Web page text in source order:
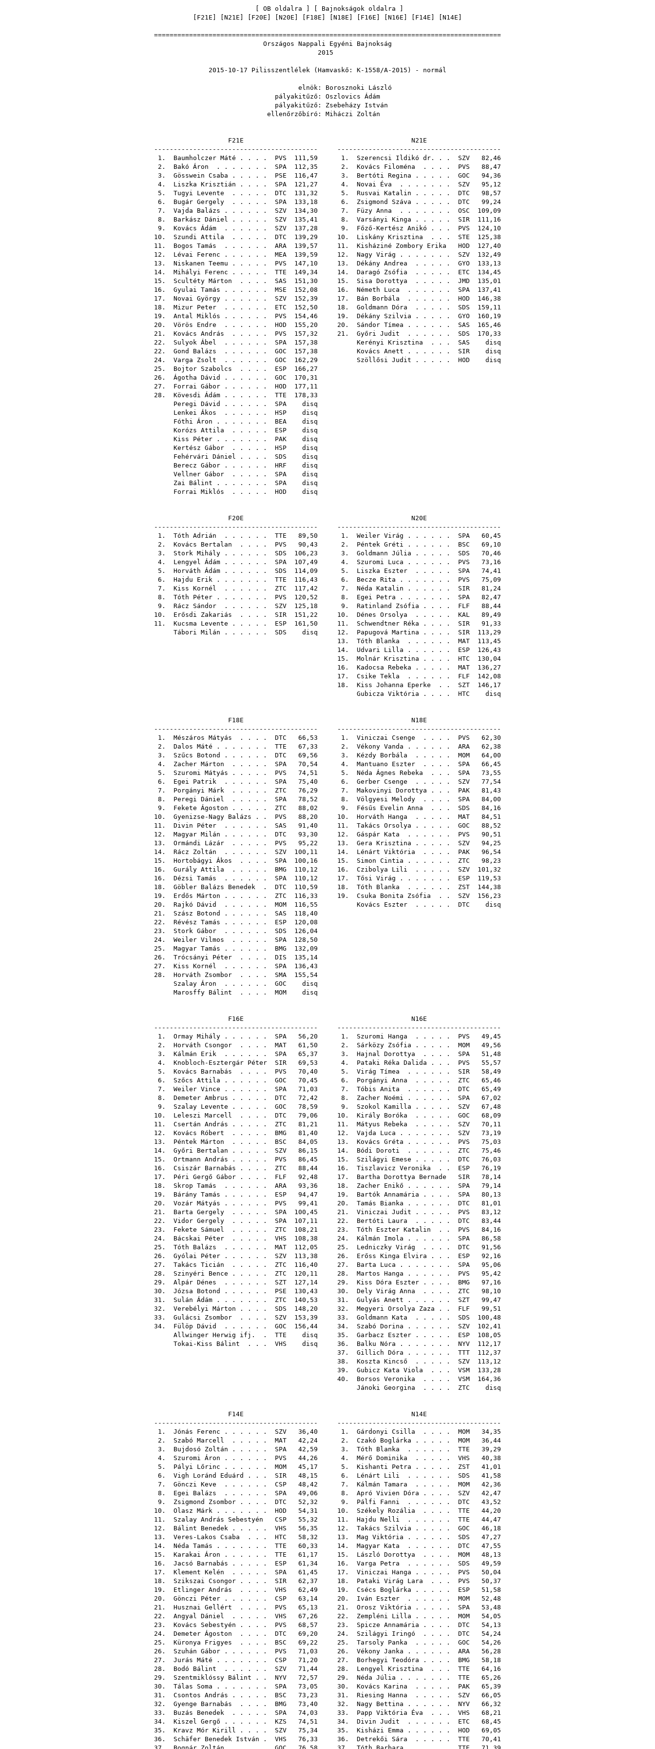
OB oldalra Bajnokságok oldalra
F21E N21E F20E N20E F18E N18E F16E N16E F14E N14E
=========================================================================================
Országos Nappali Egyéni Bajnokság
2015
2015-10-17 Pilisszentlélek (Hamvaskő: K-1558/A-2015) - normál
elnök: Borosznoki László
pályakitűző: Oszlovics Ádám
pályakitűző: Zsebeházy István
ellenőrzőbíró: Miháczi Zoltán
F21E N21E
------------------------------------------ ------------------------------------------
1. Baumholczer Máté . . . . PVS 111,59 1. Szerencsi Ildikó dr. . . SZV 82,46
2. Bakó Áron . . . . . . . SPA 112,35 2. Kovács Filoména . . . . PVS 88,47
3. Gösswein Csaba . . . . . PSE 116,47 3. Bertóti Regina . . . . . GOC 94,36
4. Liszka Krisztián . . . . SPA 121,27 4. Novai Éva . . . . . . . SZV 95,12
5. Tugyi Levente . . . . . DTC 131,32 5. Rusvai Katalin . . . . . DTC 98,57
6. Bugár Gergely . . . . . SPA 133,18 6. Zsigmond Száva . . . . . DTC 99,24
7. Vajda Balázs . . . . . . SZV 134,30 7. Füzy Anna . . . . . . . OSC 109,09
8. Barkász Dániel . . . . . SZV 135,41 8. Varsányi Kinga . . . . . SIR 111,16
9. Kovács Ádám . . . . . . SZV 137,28 9. Főző-Kertész Anikó . . . PVS 124,10
10. Szundi Attila . . . . . DTC 139,29 10. Liskány Krisztina . . . STE 125,38
11. Bogos Tamás . . . . . . ARA 139,57 11. Kisháziné Zombory Erika HOD 127,40
12. Lévai Ferenc . . . . . . MEA 139,59 12. Nagy Virág . . . . . . . SZV 132,49
13. Niskanen Teemu . . . . . PVS 147,10 13. Dékány Andrea . . . . . GYO 133,13
14. Mihályi Ferenc . . . . . TTE 149,34 14. Daragó Zsófia . . . . . ETC 134,45
15. Scultéty Márton . . . . SAS 151,30 15. Sisa Dorottya . . . . . JMD 135,01
16. Gyulai Tamás . . . . . . MSE 152,08 16. Németh Luca . . . . . . SPA 137,41
17. Novai György . . . . . . SZV 152,39 17. Bán Borbála . . . . . . HOD 146,38
18. Mizur Peter . . . . . . ETC 152,50 18. Goldmann Dóra . . . . . SDS 159,11
19. Antal Miklós . . . . . . PVS 154,46 19. Dékány Szilvia . . . . . GYO 160,19
20. Vörös Endre . . . . . . HOD 155,20 20. Sándor Tímea . . . . . . SAS 165,46
21. Kovács András . . . . . PVS 157,32 21. Győri Judit . . . . . . SDS 170,33
22. Sulyok Ábel . . . . . . SPA 157,38 Kerényi Krisztina . . . SAS disq
22. Gond Balázs . . . . . . GOC 157,38 Kovács Anett . . . . . . SIR disq
24. Varga Zsolt . . . . . . GOC 162,29 Szöllősi Judit . . . . . HOD disq
25. Bojtor Szabolcs . . . . ESP 166,27
26. Ágotha Dávid . . . . . . GOC 170,31
27. Forrai Gábor . . . . . . HOD 177,11
28. Kövesdi Ádám . . . . . . TTE 178,33
Peregi Dávid
. . . . . . SPA disq
Lenkei Ákos . . . . . . HSP disq
Fóthi Áron . . . . . . . BEA disq
Korózs Attila . . . . . ESP disq
Kiss Péter . . . . . . . PAK disq
Kertész Gábor . . . . . HSP disq
Fehérvári Dániel . . . . SDS disq
Berecz Gábor . . . . . . HRF disq
Vellner Gábor . . . . . SPA disq
Zai Bálint . . . . . . . SPA disq
Forrai Miklós . . . . . HOD disq
F20E N20E
------------------------------------------ ------------------------------------------
1. Tóth Adrián . . . . . . TTE 89,50 1. Weiler Virág . . . . . . SPA 60,45
2. Kovács Bertalan . . . . PVS 90,43 2. Péntek Gréti . . . . . . BSC 69,10
3. Stork Mihály . . . . . . SDS 106,23 3. Goldmann Júlia . . . . . SDS 70,46
4. Lengyel Ádám . . . . . . SPA 107,49 4. Szuromi Luca . . . . . . PVS 73,16
5. Horváth Ádám . . . . . . SDS 114,09 5. Liszka Eszter . . . . . SPA 74,41
6. Hajdu Erik . . . . . . . TTE 116,43 6. Becze Rita . . . . . . . PVS 75,09
7. Kiss Kornél . . . . . . ZTC 117,42 7. Néda Katalin . . . . . . SIR 81,24
8. Tóth Péter . . . . . . . PVS 120,52 8. Egei Petra . . . . . . . SPA 82,47
9. Rácz Sándor . . . . . . SZV 125,18 9. Ratinland Zsófia . . . . FLF 88,44
10. Erősdi Zakariás . . . . SIR 151,22 10. Dénes Orsolya . . . . . KAL 89,49
11. Kucsma Levente . . . . . ESP 161,50 11. Schwendtner Réka . . . . SIR 91,33
Tábori Milán . . . . . . SDS disq 12. Papugová Martina . . . . SIR 113,29
13. Tóth Blanka . . . . . . MAT 113,45
14. Udvari Lilla . . . . . . ESP 126,43
15. Molnár Krisztina . . . . HTC 130,04
16. Kadocsa Rebeka . . . . . MAT 136,27
17. Csike Tekla . . . . . . FLF 142,08
18. Kiss Johanna Eperke . . SZT 146,17
Gubicza Viktória . . . . HTC disq
F18E N18E
------------------------------------------ ------------------------------------------
1. Mészáros Mátyás . . . . DTC 66,53 1. Viniczai Csenge . . . . PVS 62,30
2. Dalos Máté . . . . . . . TTE 67,33 2. Vékony Vanda . . . . . . ARA 62,38
3. Szűcs Botond . . . . . . DTC 69,56 3. Kézdy Borbála . . . . . MOM 64,00
4. Zacher Márton . . . . . SPA 70,54 4. Mantuano Eszter . . . . SPA 66,45
5. Szuromi Mátyás . . . . . PVS 74,51 5. Néda Ágnes Rebeka . . . SPA 73,55
6. Egei Patrik . . . . . . SPA 75,40 6. Gerber Csenge . . . . . SZV 77,54
7. Porgányi Márk . . . . . ZTC 76,29 7. Makovinyi Dorottya . . . PAK 81,43
8. Peregi Dániel . . . . . SPA 78,52 8. Völgyesi Melody . . . . SPA 84,00
9. Fekete Ágoston . . . . . ZTC 88,02 9. Fésűs Evelin Anna . . . SDS 84,16
10. Gyenizse-Nagy Balázs . . PVS 88,20 10. Horváth Hanga . . . . . MAT 84,51
11. Divin Péter . . . . . . SAS 91,40 11. Takács Orsolya . . . . . GOC 88,52
12. Magyar Milán . . . . . . DTC 93,30 12. Gáspár Kata . . . . . . PVS 90,51
13. Ormándi Lázár . . . . . PVS 95,22 13. Gera Krisztina . . . . . SZV 94,25
14. Rácz Zoltán . . . . . . SZV 100,11 14. Lénárt Viktória . . . . PAK 96,54
15. Hortobágyi Ákos . . . . SPA 100,16 15. Simon Cintia . . . . . . ZTC 98,23
16. Gurály Attila . . . . . BMG 110,12 16. Czibolya Lili . . . . . SZV 101,32
16. Dézsi Tamás . . . . . . SPA 110,12 17. Tősi Virág . . . . . . . ESP 119,53
18. Göbler Balázs Benedek . DTC 110,59 18. Tóth Blanka . . . . . . ZST 144,38
19. Erdős Márton . . . . . . ZTC 116,33 19. Csuka Bonita Zsófia . . SZV 156,23
20. Rajkó Dávid . . . . . . MOM 116,55 Kovács Eszter . . . . . DTC disq
21. Szász Botond . . . . . . SAS 118,40
22. Révész Tamás . . . . . . ESP 120,08
23. Stork Gábor . . . . . . SDS 126,04
24. Weiler Vilmos . . . . . SPA 128,50
25. Magyar Tamás . . . . . . BMG 132,09
26. Trócsányi Péter . . . . DIS 135,14
27. Kiss Kornél . . . . . . SPA 136,43
28. Horváth Zsombor . . . . SMA 155,54
Szalay Áron . . . . . . GOC disq
Marosffy Bálint . . . . MOM disq
F16E N16E
------------------------------------------ ------------------------------------------
1. Ormay Mihály . . . . . . SPA 56,20 1. Szuromi Hanga . . . . . PVS 49,45
2. Horváth Csongor . . . . MAT 61,50 2. Sárközy Zsófia . . . . . MOM 49,56
3. Kálmán Erik . . . . . . SPA 65,37 3. Hajnal Dorottya . . . . SPA 51,48
4. Knobloch-Esztergár Péter SIR 69,53 4. Pataki Réka Dalida . . . PVS 55,57
5. Kovács Barnabás . . . . PVS 70,40 5. Virág Tímea . . . . . . SIR 58,49
6. Szőcs Attila . . . . . . GOC 70,45 6. Porgányi Anna . . . . . ZTC 65,46
7. Weiler Vince . . . . . . SPA 71,03 7. Tóbis Anita . . . . . . DTC 65,49
8. Demeter Ambrus . . . . . DTC 72,42 8. Zacher Noémi . . . . . . SPA 67,02
9. Szalay Levente . . . . . GOC 78,59 9. Szokol Kamilla . . . . . SZV 67,48
10. Leleszi Marcell . . . . DTC 79,06 10. Király Boróka . . . . . GOC 68,09
11. Csertán András . . . . . ZTC 81,21 11. Mátyus Rebeka . . . . . SZV 70,11
12. Kovács Róbert . . . . . BMG 81,40 12. Vajda Luca . . . . . . . SZV 73,19
13. Péntek Márton . . . . . BSC 84,05 13. Kovács Gréta . . . . . . PVS 75,03
14. Győri Bertalan . . . . . SZV 86,15 14. Bódi Doroti . . . . . . ZTC 75,46
15. Ortmann András . . . . . PVS 86,45 15. Szilágyi Emese . . . . . DTC 76,03
16. Csiszár Barnabás . . . . ZTC 88,44 16. Tiszlavicz Veronika . . ESP 76,19
17. Péri Gergő Gábor . . . . FLF 92,48 17. Bartha Dorottya Bernade SIR 78,14
18. Skrop Tamás . . . . . . ARA 93,36 18. Zacher Enikő . . . . . . SPA 79,14
19. Bárány Tamás . . . . . . ESP 94,47 19. Bartók Annamária . . . . SPA 80,13
20. Vozár Mátyás . . . . . . PVS 99,41 20. Tamás Bianka . . . . . . DTC 81,01
21. Barta Gergely . . . . . SPA 100,45 21. Viniczai Judit . . . . . PVS 83,12
22. Vidor Gergely . . . . . SPA 107,11 22. Bertóti Laura . . . . . DTC 83,44
23. Fekete Sámuel . . . . . ZTC 108,21 23. Tóth Eszter Katalin . . PVS 84,16
24. Bácskai Péter . . . . . VHS 108,38 24. Kálmán Imola . . . . . . SPA 86,58
25. Tóth Balázs . . . . . . MAT 112,05 25. Ledniczky Virág . . . . DTC 91,56
26. Gyólai Péter . . . . . . SZV 113,38 26. Erőss Kinga Elvira . . . ESP 92,16
27. Takács Ticián . . . . . ZTC 116,40 27. Barta Luca . . . . . . . SPA 95,06
28. Szinyéri Bence . . . . . ZTC 120,11 28. Martos Hanga . . . . . . PVS 95,42
29. Alpár Dénes . . . . . . SZT 127,14 29. Kiss Dóra Eszter . . . . BMG 97,16
30. Józsa Botond . . . . . . PSE 130,43 30. Dely Virág Anna . . . . ZTC 98,10
31. Sulán Ádám . . . . . . . ZTC 140,53 31. Gulyás Anett . . . . . . SZT 99,47
32. Verebélyi Márton . . . . SDS 148,20 32. Megyeri Orsolya Zaza . . FLF 99,51
33. Gulácsi Zsombor . . . . SZV 153,39 33. Goldmann Kata . . . . . SDS 100,48
34. Fülöp Dávid . . . . . . GOC 156,44 34. Szabó Dorina . . . . . . SZV 102,41
Allwinger Herwig ifj.
. TTE disq 35. Garbacz Eszter . . . . . ESP 108,05
Tokai-Kiss Bálint . . . VHS disq 36. Balku Nóra . . . . . . . NYV 112,17
37. Gillich Dóra . . . . . . TTT 112,37
38. Koszta Kincső . . . . . SZV 113,12
39. Gubicz Kata Viola . . . VSM 133,28
40. Borsos Veronika . . . . VSM 164,36
Jánoki Georgina . . . . ZTC disq
F14E N14E
------------------------------------------ ------------------------------------------
1. Jónás Ferenc . . . . . . SZV 36,40 1. Gárdonyi Csilla . . . . MOM 34,35
2. Szabó Marcell . . . . . MAT 42,24 2. Czakó Boglárka . . . . . MOM 36,44
3. Bujdosó Zoltán . . . . . SPA 42,59 3. Tóth Blanka . . . . . . TTE 39,29
4. Szuromi Áron . . . . . . PVS 44,26 4. Mérő Dominika . . . . . VHS 40,38
5. Pályi Lőrinc . . . . . . MOM 45,17 5. Kishanti Petra . . . . . ZST 41,01
6. Vigh Loránd Eduárd . . . SIR 48,15 6. Lénárt Lili . . . . . . SDS 41,58
7. Gönczi Keve . . . . . . CSP 48,42 7. Kálmán Tamara . . . . . MOM 42,36
8. Egei Balázs . . . . . . SPA 49,06 8. Apró Vivien Dóra . . . . SZV 42,47
9. Zsigmond Zsombor . . . . DTC 52,32 9. Pálfi Fanni . . . . . . DTC 43,52
10. Olasz Márk . . . . . . . HOD 54,31 10. Székely Rozália . . . . TTE 44,20
11. Szalay András Sebestyén CSP 55,32 11. Hajdu Nelli . . . . . . TTE 44,47
12. Bálint Benedek . . . . . VHS 56,35 12. Takács Szilvia . . . . . GOC 46,18
13. Veres-Lakos Csaba . . . HTC 58,32 13. Mag Viktória . . . . . . SDS 47,27
14. Néda Tamás . . . . . . . TTE 60,33 14. Magyar Kata . . . . . . DTC 47,55
15. Karakai Áron . . . . . . TTE 61,17 15. László Dorottya . . . . MOM 48,13
16. Jacsó Barnabás . . . . . ESP 61,34 16. Varga Petra . . . . . . SDS 49,59
17. Klement Kelén . . . . . SPA 61,45 17. Viniczai Hanga . . . . . PVS 50,04
18. Szikszai Csongor . . . . SIR 62,37 18. Pataki Virág Lara . . . PVS 50,37
19. Etlinger András . . . . VHS 62,49 19. Csécs Boglárka . . . . . ESP 51,58
20. Gönczi Péter . . . . . . CSP 63,14 20. Iván Eszter . . . . . . MOM 52,48
21. Husznai Gellért . . . . PVS 65,13 21. Orosz Viktória . . . . . SPA 53,48
22. Angyal Dániel . . . . . VHS 67,26 22. Zempléni Lilla . . . . . MOM 54,05
23. Kovács Sebestyén . . . . PVS 68,57 23. Spicze Annamária . . . . DTC 54,13
24. Demeter Ágoston . . . . DTC 69,20 24. Szilágyi Iringó . . . . DTC 54,24
25. Küronya Frigyes . . . . BSC 69,22 25. Tarsoly Panka . . . . . GOC 54,26
26. Szuhán Gábor . . . . . . PVS 71,03 26. Vékony Janka . . . . . . ARA 56,28
27. Jurás Máté . . . . . . . CSP 71,20 27. Borhegyi Teodóra . . . . BMG 58,18
28. Bodó Bálint . . . . . . SZV 71,44 28. Lengyel Krisztina . . . TTE 64,16
29. Szentmiklóssy Bálint . . NYV 72,57 29. Néda Júlia . . . . . . . TTE 65,26
30. Tálas Soma . . . . . . . SPA 73,05 30. Kovács Karina . . . . . PAK 65,39
31. Csontos András . . . . . BSC 73,23 31. Riesing Hanna . . . . . SZV 66,05
32. Gyenge Barnabás . . . . BMG 73,40 32. Nagy Bettina . . . . . . NYV 66,32
33. Buzás Benedek . . . . . SPA 74,03 33. Papp Viktória Éva . . . VHS 68,21
34. Kiszel Gergő . . . . . . KZS 74,51 34. Divin Judit . . . . . . ETC 68,45
35. Kravz Mór Kirill . . . . SZV 75,34 35. Kisházi Emma . . . . . . HOD 69,05
36. Schäfer Benedek István . VHS 76,33 36. Detrekői Sára . . . . . TTE 70,41